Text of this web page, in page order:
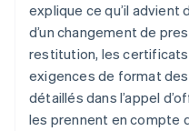
explique ce qu’il
d’un changement de
restitution, les
exigences de format
détaillés dans l’appel
les prennent en compte